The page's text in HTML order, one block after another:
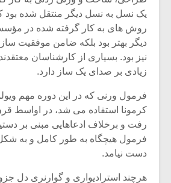
یک نسل به نسل دیگر منتقل شده بود که
روش های به کار گرفته شده در
دیگر بهتر بود بلکه ضامن موفقیت
نیز بود. بسیاری از کارشناسان
زیادی بر صدای یک ساز دارد.
فرمول ورنی که در این دوره مهم
کرمونا استفاده می شد، در اواسط
رفت و برخلاف ادعاهایی مبنی بر
فرمول هیچگاه به طور کامل و به
دست نیامد.
هرچند استرادیواری و گوارنری دل
یادداشتی بر موسیقی
متن فیلم «متری
اگر نمی توانی
مشهورترین باشی،
بدنام ترین باش